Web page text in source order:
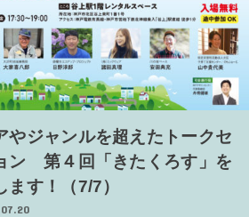
やジャンルを超えたトークセ
ン 第４回「きたくろす」を
ます！（7/7）